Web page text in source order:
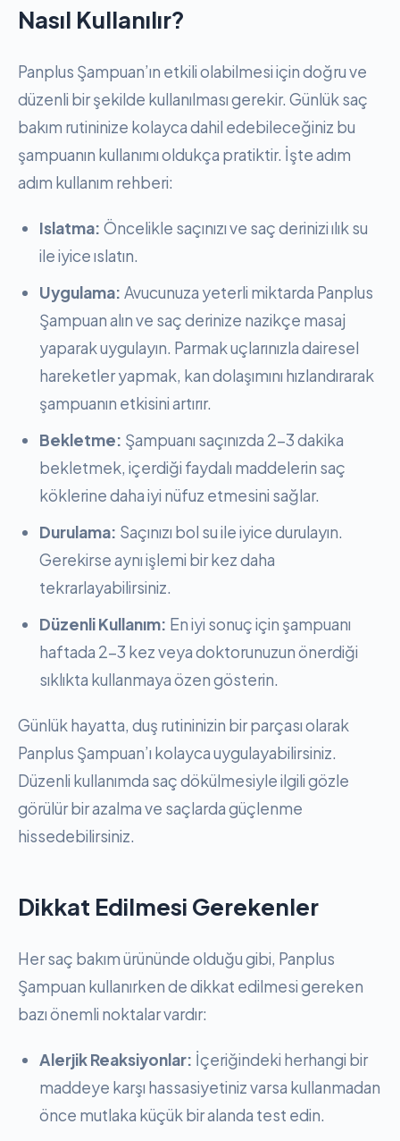
Nasıl Kullanılır?
Panplus Şampuan’ın etkili olabilmesi için doğru ve
düzenli bir şekilde kullanılması gerekir. Günlük saç
bakım rutininize kolayca dahil edebileceğiniz bu
şampuanın kullanımı oldukça pratiktir. İşte adım
adım kullanım rehberi:
Islatma: Öncelikle saçınızı ve saç derinizi ılık su
ile iyice ıslatın.
Uygulama: Avucunuza yeterli miktarda Panplus
Şampuan alın ve saç derinize nazikçe masaj
yaparak uygulayın. Parmak uçlarınızla dairesel
hareketler yapmak, kan dolaşımını hızlandırarak
şampuanın etkisini artırır.
Bekletme: Şampuanı saçınızda 2-3 dakika
bekletmek, içerdiği faydalı maddelerin saç
köklerine daha iyi nüfuz etmesini sağlar.
Durulama: Saçınızı bol su ile iyice durulayın.
Gerekirse aynı işlemi bir kez daha
tekrarlayabilirsiniz.
Düzenli Kullanım: En iyi sonuç için şampuanı
haftada 2-3 kez veya doktorunuzun önerdiği
sıklıkta kullanmaya özen gösterin.
Günlük hayatta, duş rutininizin bir parçası olarak
Panplus Şampuan’ı kolayca uygulayabilirsiniz.
Düzenli kullanımda saç dökülmesiyle ilgili gözle
görülür bir azalma ve saçlarda güçlenme
hissedebilirsiniz.
Dikkat Edilmesi Gerekenler
Her saç bakım ürününde olduğu gibi, Panplus
Şampuan kullanırken de dikkat edilmesi gereken
bazı önemli noktalar vardır:
Alerjik Reaksiyonlar: İçeriğindeki herhangi bir
maddeye karşı hassasiyetiniz varsa kullanmadan
önce mutlaka küçük bir alanda test edin.